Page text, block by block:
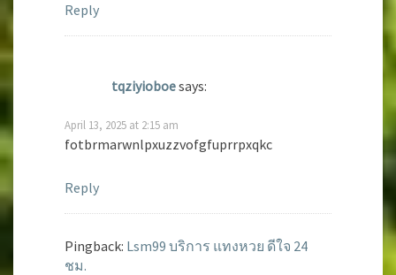
Reply
tqziyioboesays:
April 13, 2025 at 2:15 am
fotbrmarwnlpxuzzvofgfuprrpxqkc
Reply
Pingback: Lsm99 บริการ แทงหวย ดีใจ 24
ชม.